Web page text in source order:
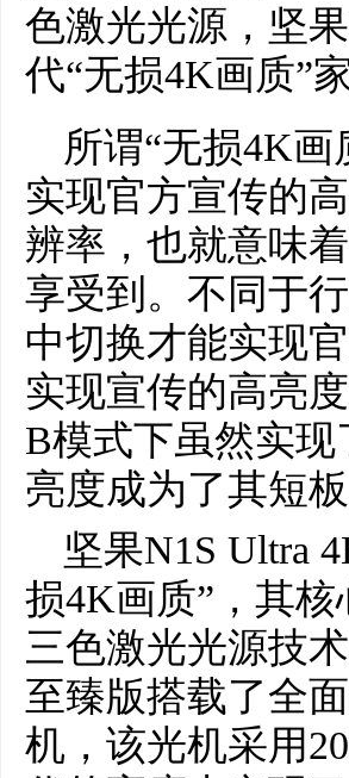
色激光光源，坚
代“无损4K画质”
所谓“无损4K
实现官方宣传的
辨率，也就意味
享受到。不同于
中切换才能实现
实现宣传的高亮
B模式下虽然实
亮度成为了其短板
坚果N1S Ultra
损4K画质”，其
三色激光光源技
至臻版搭载了全
机，该光机采用